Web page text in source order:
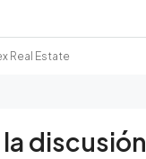
Real Estate
la discusión